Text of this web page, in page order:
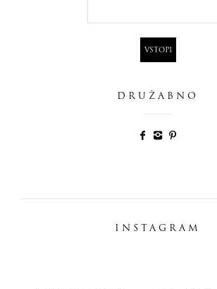
DRUŽABNO
INSTAGRAM